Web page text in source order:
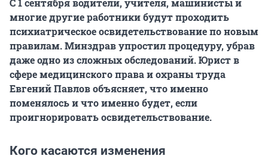
С 1 сентября водители, учителя, машинисты и
многие другие работники будут проходить
психиатрическое освидетельствование по новым
правилам. Минздрав упростил процедуру, убрав
даже одно из сложных обследований. Юрист в
сфере медицинского права и охраны труда
Евгений Павлов объясняет, что именно
поменялось и что именно будет, если
проигнорировать освидетельствование.
Кого касаются изменения